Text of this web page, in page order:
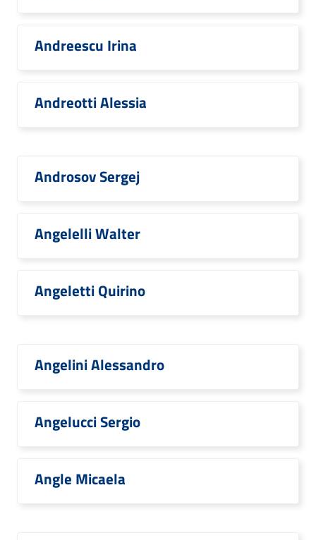
Andreescu Irina
Andreotti Alessia
Androsov Sergej
Angelelli Walter
Angeletti Quirino
Angelini Alessandro
Angelucci Sergio
Angle Micaela